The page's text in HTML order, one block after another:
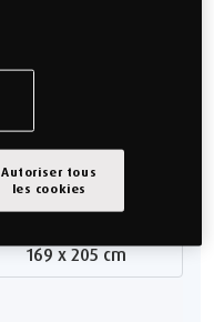
90 x 200 cm
169 x 205 cm
Autoriser tous
les cookies